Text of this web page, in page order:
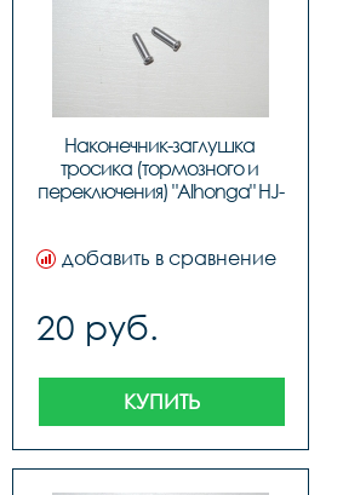
Наконечник-заглушка
тросика (тормозного и
переключения) "Alhonga" HJ-
добавить в сравнение
20 руб.
КУПИТЬ